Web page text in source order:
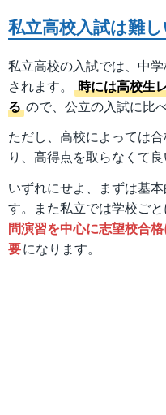
私立高校入試は難
私立高校の入試では、中
されます。
時には高校生
る ので、公立の入試に比
ただし、高校によっては
り、高得点を取らなくて良
いずれにせよ、まずは基
す。また私立では学校ごと
問演習を中心に志望校合
要になります。